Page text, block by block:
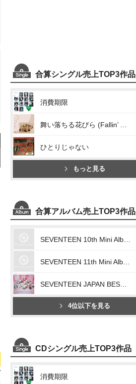
合算シングル売上TOP3作品
消費期限
ひとりじゃない
もっと見る
合算アルバム売上TOP3作品
4位以下を見る
CDシングル売上TOP3作品
消費期限